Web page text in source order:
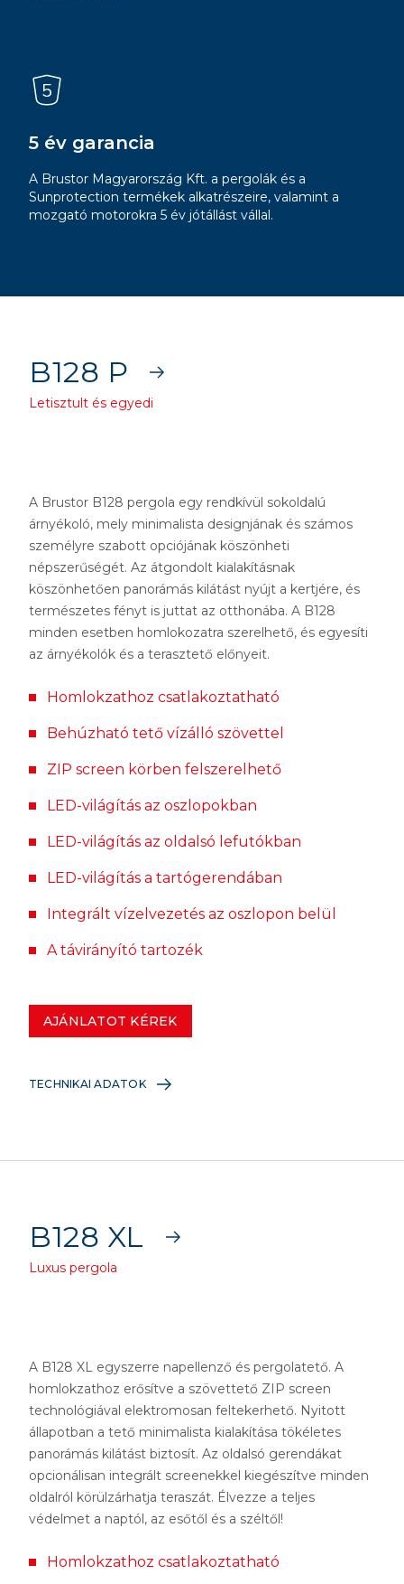
5 év garancia
A Brustor Magyarország Kft. a pergolák és a
Sunprotection termékek alkatrészeire, valamint a
mozgató motorokra 5 év jótállást vállal.
B128 P
Letisztult és egyedi
A Brustor B128 pergola egy rendkívül sokoldalú
árnyékoló, mely minimalista designjának és számos
személyre szabott opciójának köszönheti
népszerűségét. Az átgondolt kialakításnak
köszönhetően panorámás kilátást nyújt a kertjére, és
természetes fényt is juttat az otthonába. A B128
minden esetben homlokozatra szerelhető, és egyesíti
az árnyékolók és a terasztető előnyeit.
Homlokzathoz csatlakoztatható
Behúzható tető vízálló szövettel
ZIP screen körben felszerelhető
LED-világítás az oszlopokban
LED-világítás az oldalsó lefutókban
LED-világítás a tartógerendában
Integrált vízelvezetés az oszlopon belül
A távirányító tartozék
AJÁNLATOT KÉREK
TECHNIKAI ADATOK
B128 XL
Luxus pergola
A B128 XL egyszerre napellenző és pergolatető. A
homlokzathoz erősítve a szövettető ZIP screen
technológiával elektromosan feltekerhető. Nyitott
állapotban a tető minimalista kialakítása tökéletes
panorámás kilátást biztosít. Az oldalsó gerendákat
opcionálisan integrált screenekkel kiegészítve minden
oldalról körülzárhatja teraszát. Élvezze a teljes
védelmet a naptól, az esőtől és a széltől!
Homlokzathoz csatlakoztatható